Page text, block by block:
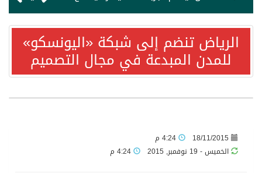
“إيكول دوكاس” أبوظبي يفتح باب التسجيل لدورات أغسطس في فنون الطهي والحلويات
العمدة عوض المالكي يوجه الدعوة لحضور زواج ابنه سلمان
الرياض تنضم إلى شبكة «اليونسكو»
للمدن المبدعة في مجال التصميم
18/11/2015
الخميس - 19 نوفمبر, 2015